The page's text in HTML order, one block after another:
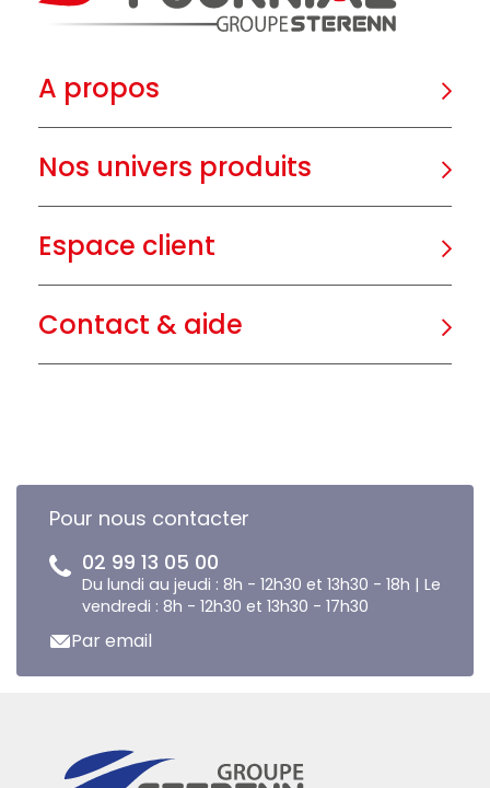
A propos
Nos univers produits
Espace client
Contact & aide
Pour nous contacter
02 99 13 05 00
Du lundi au jeudi : 8h - 12h30 et 13h30 - 18h | Le
vendredi : 8h - 12h30 et 13h30 - 17h30
Par email